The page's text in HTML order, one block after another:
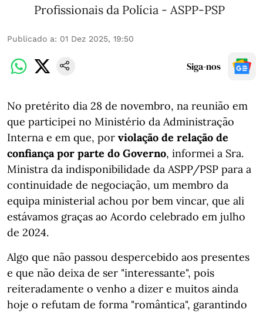
Profissionais da Polícia - ASPP-PSP
Publicado a: 01 Dez 2025, 19:50
Siga-nos
No pretérito dia 28 de novembro, na reunião em
que participei no Ministério da Administração
Interna e em que, por violação de relação de
confiança por parte do Governo, informei a Sra.
Ministra da indisponibilidade da ASPP/PSP para a
continuidade de negociação, um membro da
equipa ministerial achou por bem vincar, que ali
estávamos graças ao Acordo celebrado em julho
de 2024.
Algo que não passou despercebido aos presentes
e que não deixa de ser "interessante", pois
reiteradamente o venho a dizer e muitos ainda
hoje o refutam de forma "romântica", garantindo